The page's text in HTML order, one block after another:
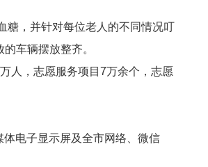
糖，并针对每位老人的不同情况叮
车辆摆放整齐。
万人，志愿服务项目 7万余个，志愿
体电子显示屏及全市网络、微信